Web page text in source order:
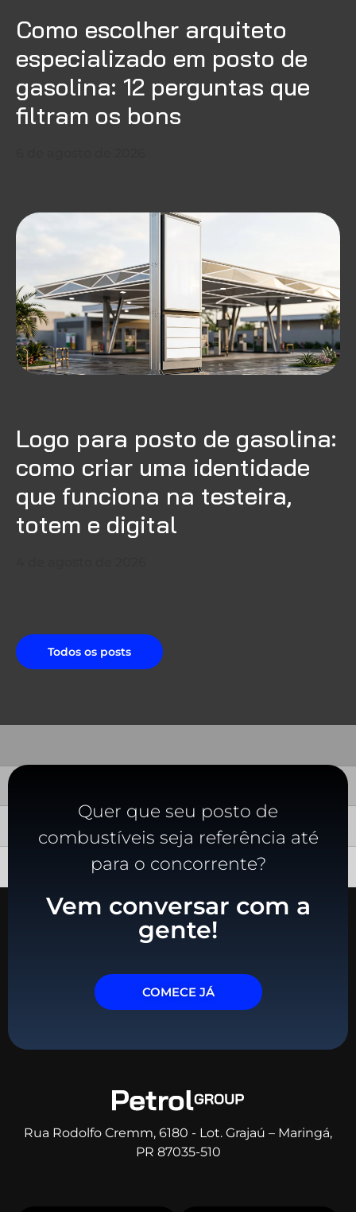
Como escolher arquiteto
especializado em posto de
gasolina: 12 perguntas que
filtram os bons
Logo para posto de gasolina:
como criar uma identidade
que funciona na testeira,
totem e digital
Todos os posts
Quer que seu posto de
combustíveis seja referência até
para o concorrente?
Vem conversar com a
gente!
COMECE JÁ
Rua Rodolfo Cremm, 6180 - Lot. Grajaú – Maringá,
PR 87035-510